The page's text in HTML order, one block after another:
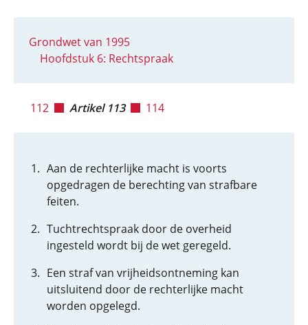
Grondwet van 1995
Hoofdstuk 6: Rechtspraak
112 Artikel 113 114
Aan de rechterlijke macht is voorts
opgedragen de berechting van strafbare
feiten.
Tuchtrechtspraak door de overheid
ingesteld wordt bij de wet geregeld.
Een straf van vrijheidsontneming kan
uitsluitend door de rechterlijke macht
worden opgelegd.